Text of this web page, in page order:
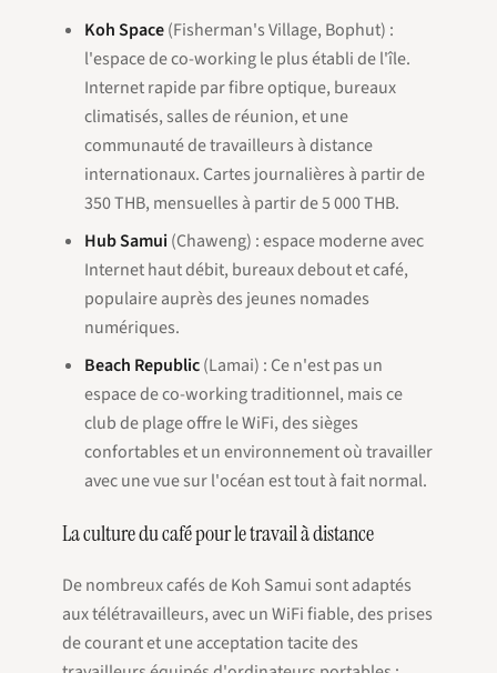
Koh Space(Fisherman's Village, Bophut) :
l'espace de co-working le plus établi de l'île.
Internet rapide par fibre optique, bureaux
climatisés, salles de réunion, et une
communauté de travailleurs à distance
internationaux. Cartes journalières à partir de
350 THB, mensuelles à partir de 5 000 THB.
Hub Samui(Chaweng) : espace moderne avec
Internet haut débit, bureaux debout et café,
populaire auprès des jeunes nomades
numériques.
Beach Republic(Lamai) : Ce n'est pas un
espace de co-working traditionnel, mais ce
club de plage offre le WiFi, des sièges
confortables et un environnement où travailler
avec une vue sur l'océan est tout à fait normal.
La culture du café pour le travail à distance
De nombreux cafés de Koh Samui sont adaptés
aux télétravailleurs, avec un WiFi fiable, des prises
de courant et une acceptation tacite des